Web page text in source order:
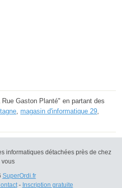
Gaston Planté" en partant des
magasin d'informatique 29
informatiques détachées près de chez
vous
SuperOrdi.fr
- Inscription gratuite